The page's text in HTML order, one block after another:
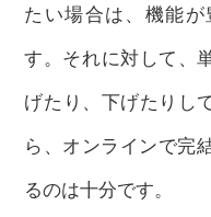
たい場合は、機能
す。それに対して、
げたり、下げたりし
ら、オンラインで完
るのは十分です。